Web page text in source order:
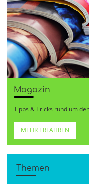
Magazin
Tipps & Tricks rund um
MEHR ERFAHREN
Themen